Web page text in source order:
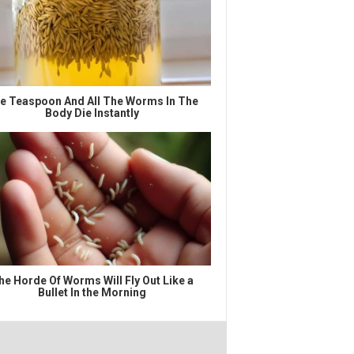
Teaspoon And All The Worms In The
Body Die Instantly
Horde Of Worms Will Fly Out Like a
Bullet In the Morning